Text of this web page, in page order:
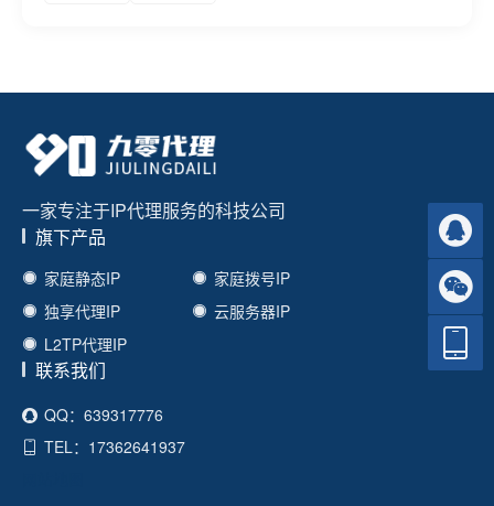
一家专注于IP代理服务的科技公司
旗下产品
家庭静态IP
家庭拨号IP
独享代理IP
云服务器IP
L2TP代理IP
联系我们
QQ：639317776
TEL：17362641937